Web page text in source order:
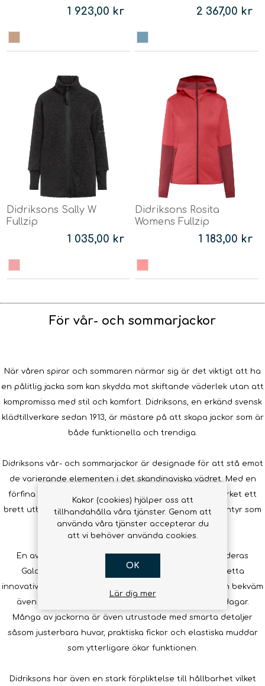
1 923,00 kr 2 367,00 kr
Didriksons Sally W
Fullzip
1 035,00 kr
Didriksons Rosita
Womens Fullzip
1 183,00 kr
För vår- och sommarjackor
När våren spirar och sommaren närmar sig är det viktigt att ha
en pålitlig jacka som kan skydda mot skiftande väderlek utan att
kompromissa med stil och komfort. Didriksons, en erkänd svensk
klädtillverkare sedan 1913, är mästare på att skapa jackor som är
både funktionella och trendiga.
Didriksons vår- och sommarjackor är designade för att stå emot
de varierande elementen i det skandinaviska vädret. Med en
förfina balans mellan praktik och estetik erbjuder märket ett
brett utbud av jackor som passar för såväl urbana äventyr som
för vackra utomhusaktiviteter.
En av de stora fördelarna med Didriksons jackor är deras
Galon® material som är vattentätt och vindtätt. Detta
innovativa material säkerställer att man förblir torr och bekväm
även under plötsliga vårregn eller blåsiga sommardagar.
Många av jackorna är även utrustade med smarta detaljer
såsom justerbara huvar, praktiska fickor och elastiska muddar
som ytterligare ökar funktionen.
Didriksons har även en stark förpliktelse till hållbarhet vilket
Kakor (cookies) hjälper oss att
tillhandahålla våra tjänster. Genom att
använda våra tjänster accepterar du
att vi behöver använda cookies.
OK
Lär dig mer